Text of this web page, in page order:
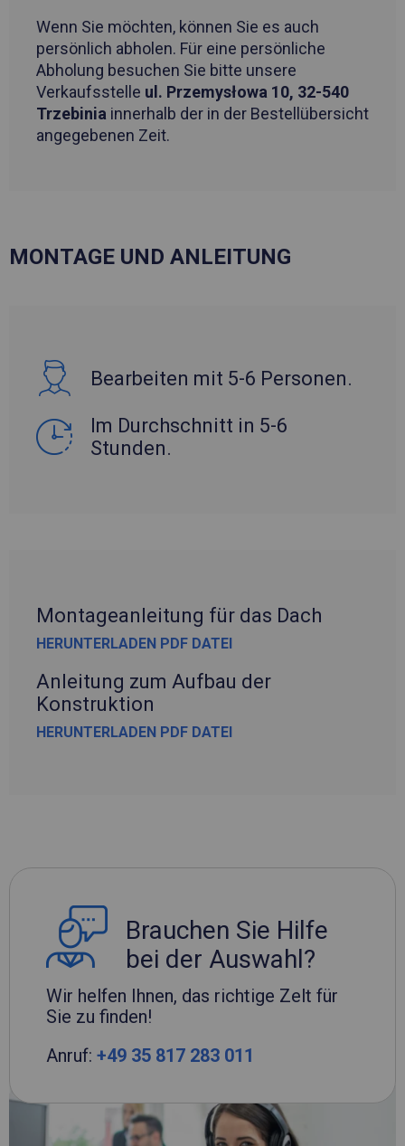
Wenn Sie möchten, können Sie es auch
persönlich abholen. Für eine persönliche
Abholung besuchen Sie bitte unsere
Verkaufsstelle ul. Przemysłowa 10, 32-540
Trzebinia innerhalb der in der Bestellübersicht
angegebenen Zeit.
MONTAGE UND ANLEITUNG
Bearbeiten mit 5-6 Personen.
Im Durchschnitt in 5-6
Stunden.
Montageanleitung für das Dach
HERUNTERLADEN PDF DATEI
Anleitung zum Aufbau der
Konstruktion
HERUNTERLADEN PDF DATEI
Brauchen Sie Hilfe
bei der Auswahl?
Wir helfen Ihnen, das richtige Zelt für
Sie zu finden!
Anruf: +49 35 817 283 011